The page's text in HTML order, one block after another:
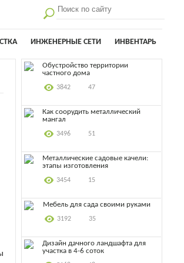
ИНЖЕНЕРНЫЕ СЕТИ ИНВЕНТАРЬ
Обустройство территории
частного дома
3842 47
Как соорудить металлический
мангал
3496 51
Металлические садовые качели:
этапы изготовления
3454 15
Мебель для сада своими руками
3192 35
Дизайн дачного ландшафта для
участка в 4-6 соток